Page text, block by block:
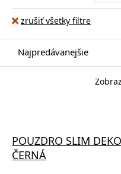
zrušiť všetky filtre
Najpredávanejšie
POUZDRO SLIM
ČERNÁ